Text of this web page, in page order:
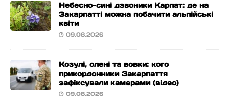
Небесно-сині дзвоники Карпат: де на
Закарпатті можна побачити альпійські
квіти
09.08.2026
Козулі, олені та вовки: кого
прикордонники Закарпаття
зафіксували камерами (відео)
09.08.2026